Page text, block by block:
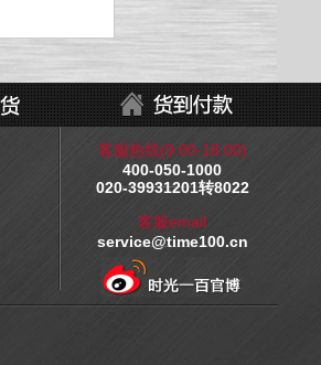
客服热线(9:00-18:00)
400-050-1000
020-39931201转8022
客服email
service@time100.cn